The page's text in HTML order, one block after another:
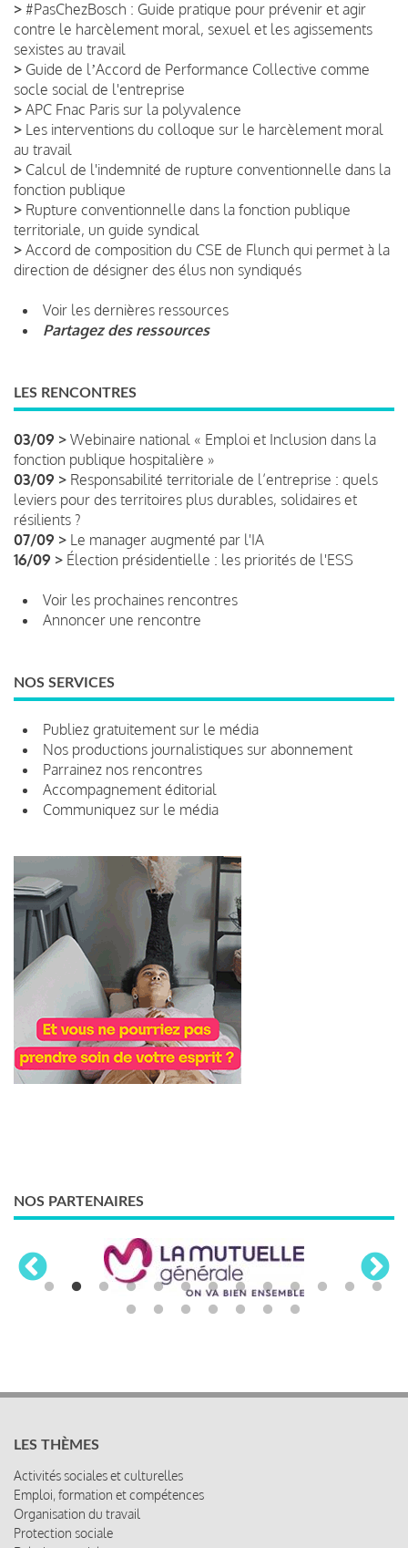
> #PasChezBosch : Guide pratique pour prévenir et agir
contre le harcèlement moral, sexuel et les agissements
sexistes au travail
> Guide de lʼAccord de Performance Collective comme
socle social de l'entreprise
> APC Fnac Paris sur la polyvalence
> Les interventions du colloque sur le harcèlement moral
au travail
> Calcul de l'indemnité de rupture conventionnelle dans la
fonction publique
> Rupture conventionnelle dans la fonction publique
territoriale, un guide syndical
> Accord de composition du CSE de Flunch qui permet à la
direction de désigner des élus non syndiqués
Voir les dernières ressources
Partagez des ressources
LES RENCONTRES
03/09 > Webinaire national « Emploi et Inclusion dans la
fonction publique hospitalière »
03/09 > Responsabilité territoriale de l’entreprise : quels
leviers pour des territoires plus durables, solidaires et
résilients ?
07/09 > Le manager augmenté par l'IA
16/09 > Élection présidentielle : les priorités de l'ESS
Voir les prochaines rencontres
Annoncer une rencontre
NOS SERVICES
Publiez gratuitement sur le média
Nos productions journalistiques sur abonnement
Parrainez nos rencontres
Accompagnement éditorial
Communiquez sur le média
NOS PARTENAIRES
LES THÈMES
Activités sociales et culturelles
Emploi, formation et compétences
Organisation du travail
Protection sociale